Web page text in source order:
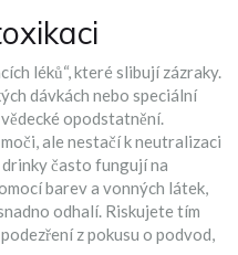
léků“, které slibují zázraky.
dávkách nebo speciální
opodstatnění.
ale nestačí k neutralizaci
často fungují na
barev a vonných látek,
odhalí. Riskujete tím
z pokusu o podvod,